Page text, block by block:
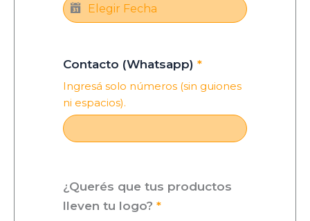
Contacto (Whatsapp) *
Ingresá solo números (sin guiones
ni espacios).
¿Querés que tus productos
lleven tu logo? *